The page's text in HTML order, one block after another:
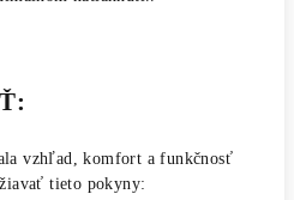
vzhľad, komfort a funkčnosť
tieto pokyny: